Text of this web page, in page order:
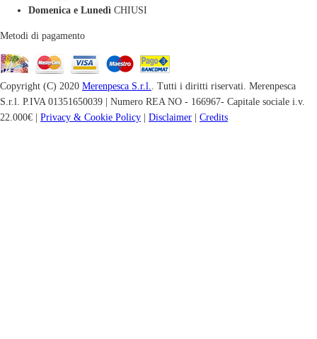
Domenica e Lunedì CHIUSI
Metodi di pagamento
Copyright (C) 2020 Merenpesca S.r.l.. Tutti i diritti riservati. Merenpesca
S.r.l. P.IVA 01351650039 | Numero REA NO - 166967- Capitale sociale i.v.
22.000€ | Privacy & Cookie Policy Disclaimer Credits